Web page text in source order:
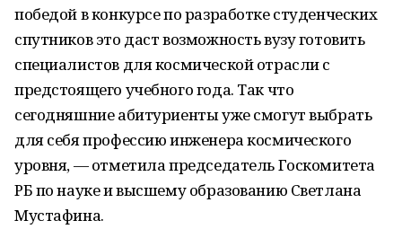
победой в конкурсе по разработке студенческих
спутников это даст возможность вузу готовить
специалистов для космической отрасли с
предстоящего учебного года. Так что
сегодняшние абитуриенты уже смогут выбрать
для себя профессию инженера космического
уровня, — отметила председатель Госкомитета
РБ по науке и высшему образованию Светлана
Мустафина.